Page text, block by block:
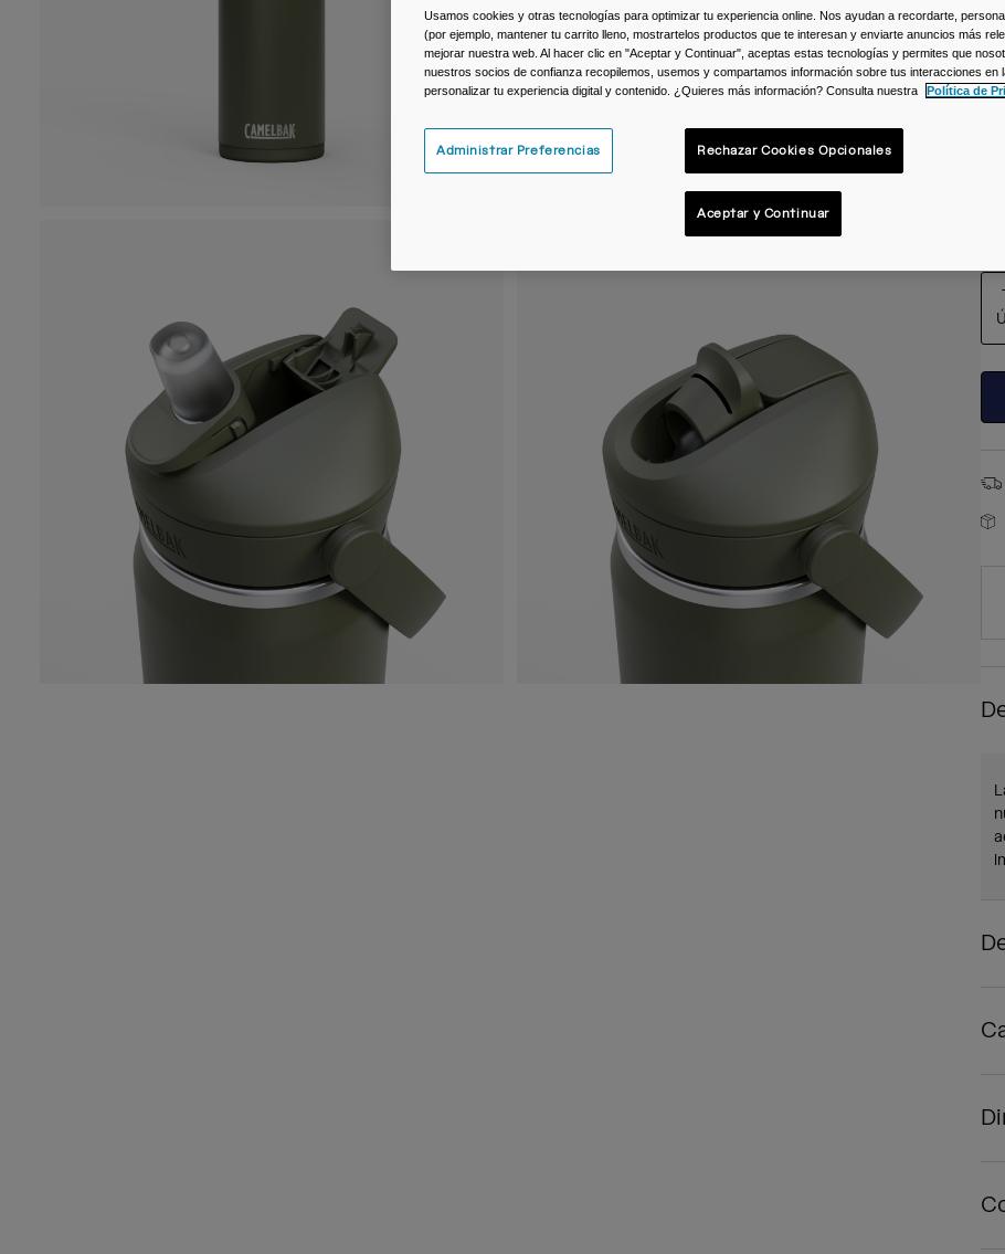
Usamos cookies y otras tecnologías para optimizar tu experiencia online. Nos ayudan a recordarte,
(por ejemplo, mantener tu carrito lleno, mostrartelos productos que te interesan y enviarte anuncios más
mejorar nuestra web. Al hacer clic en "Aceptar y Continuar", aceptas estas tecnologías y permites que
nuestros socios de confianza recopilemos, usemos y compartamos información sobre tus interacciones en
personalizar tu experiencia digital y contenido. ¿Quieres más información? Consulta nuestra
Política de
Administrar Preferencias Rechazar Cookies Opcionales
Aceptar y Continuar